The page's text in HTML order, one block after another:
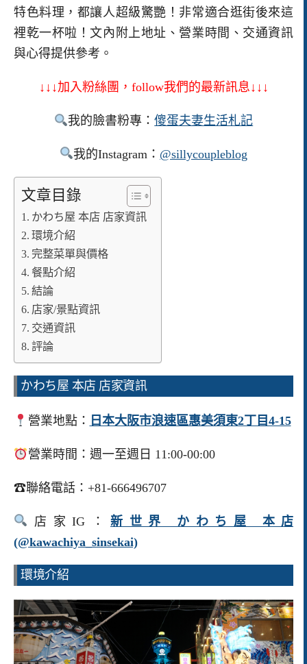
特色料理，都讓人超級驚艷！非常適合逛街後來這
裡乾一杯啦！文內附上地址、營業時間、交通資訊
與心得提供參考。
↓↓↓加入粉絲團，follow我們的最新訊息↓↓↓
我的臉書粉專：傻蛋夫妻生活札記
我的Instagram： @sillycoupleblog
文章目錄
かわち屋 本店 店家資訊
環境介紹
完整菜單與價格
餐點介紹
結論
店家/景點資訊
交通資訊
評論
かわち屋 本店 店家資訊
營業地點： 日本大阪市浪速區惠美須東2丁目4-15
營業時間：週一至週日 11:00-00:00
☎聯絡電話：+81-666496707
店家IG： 新世界 かわち屋 本店
(@kawachiya_sinsekai)
環境介紹